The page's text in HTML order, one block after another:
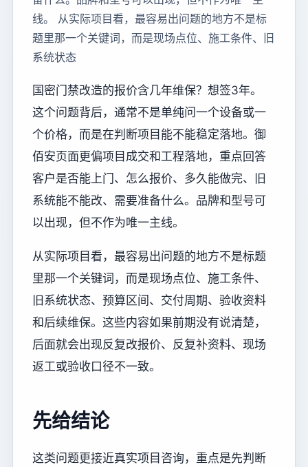
线。 从实际项目看，最容易出问题的地方不是标
题里那一个关键词，而是现场点位、施工条件、旧
系统状态
国密门禁改造的报价含几年维保？想签3年。
这个问题背后，通常不是单纯问一个设备或一
个价格，而是在判断项目能不能稳定落地。御
佰安页面更偏项目成交和工程落地，重点回答
客户是否能上门、怎么报价、多久能做完、旧
系统能不能改、需要准备什么。品牌和型号可
以出现，但不作为唯一主线。
从实际项目看，最容易出问题的地方不是标题
里那一个关键词，而是现场点位、施工条件、
旧系统状态、预算区间、交付周期、验收资料
和后续维保。这些内容如果前期没有说清楚，
后面就会出现反复改报价、反复补资料、现场
返工或验收口径不一致。
先给结论
这类问题更接近真实项目咨询，重点是先判断